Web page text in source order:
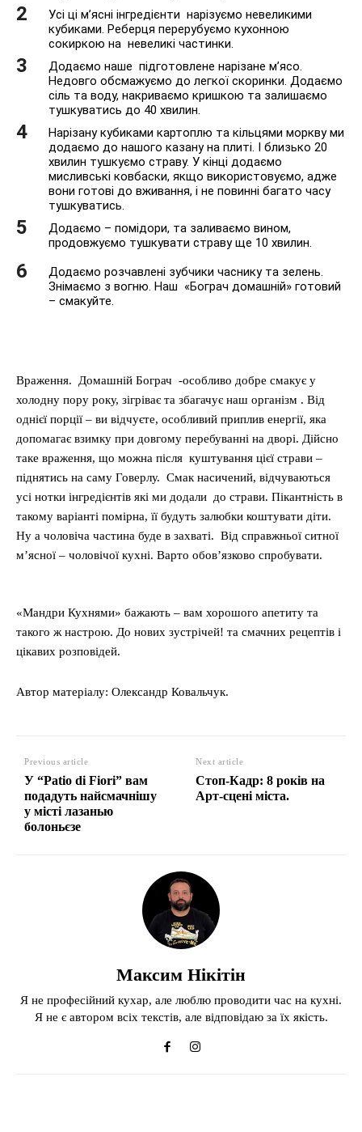
Усі ці м’ясні інгредієнти нарізуємо невеликими
кубиками. Реберця перерубуємо кухонною
сокиркою на невеликі частинки.
Додаємо наше підготовлене нарізане м’ясо.
Недовго обсмажуємо до легкої скоринки. Додаємо
сіль та воду, накриваємо кришкою та залишаємо
тушкуватись до 40 хвилин.
Нарізану кубиками картоплю та кільцями моркву ми
додаємо до нашого казану на плиті. І близько 20
хвилин тушкуємо страву. У кінці додаємо
мисливські ковбаски, якщо використовуємо, адже
вони готові до вживання, і не повинні багато часу
тушкуватись.
Додаємо – помідори, та заливаємо вином,
продовжуємо тушкувати страву ще 10 хвилин.
Додаємо розчавлені зубчики часнику та зелень.
Знімаємо з вогню. Наш «Бограч домашній» готовий
– смакуйте.
Враження. Домашній Бограч -особливо добре смакує у
холодну пору року, зігріває та збагачує наш організм . Від
однієї порції – ви відчуєте, особливий приплив енергії, яка
допомагає взимку при довгому перебуванні на дворі. Дійсно
таке враження, що можна після куштування цієї страви –
піднятись на саму Говерлу. Смак насичений, відчуваються
усі нотки інгредієнтів які ми додали до страви. Пікантність в
такому варіанті помірна, її будуть залюбки коштувати діти.
Ну а чоловіча частина буде в захваті. Від справжньої ситної
м’ясної – чоловічої кухні. Варто обов’язково спробувати.
«Мандри Кухнями» бажають – вам хорошого апетиту та
такого ж настрою. До нових зустрічей! та смачних рецептів і
цікавих розповідей.
Автор матеріалу: Олександр Ковальчук.
Previous article
У “Patio di Fiori” вам
подадуть найсмачнішу
у місті лазанью
болоньєзе
Next article
Стоп-Кадр: 8 років на
Арт-сцені міста.
Максим Нікітін
Я не професійний кухар, але люблю проводити час на кухні.
Я не є автором всіх текстів, але відповідаю за їх якість.